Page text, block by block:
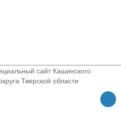
сайт Кашинского
Тверской области